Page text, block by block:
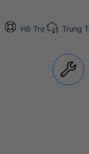
Hỗ Trợ Trung